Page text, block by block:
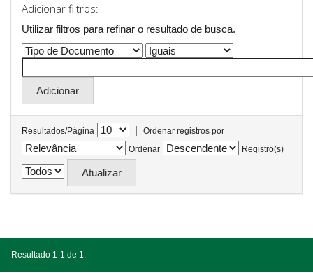
Adicionar filtros:
Utilizar filtros para refinar o resultado de busca.
Resultados/Página |
Ordenar registros por
Ordenar
Registro(s)
Resultado 1-1 de 1.